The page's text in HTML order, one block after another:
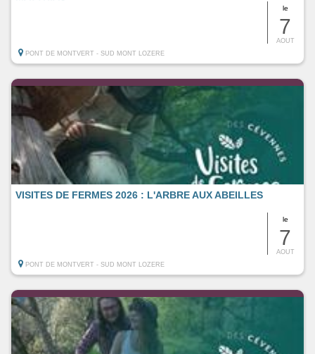
le
7
AOUT
PONT DE MONTVERT - SUD MONT LOZERE
le
7
AOUT
VISITES DE FERMES 2026 : L'ARBRE AUX ABEILLES
PONT DE MONTVERT - SUD MONT LOZERE